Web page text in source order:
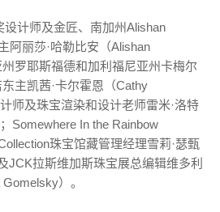
计师及金匠、南加州Alishan
阿丽莎·哈勒比安（Alishan
罗耶斯福德和加利福尼亚州卡梅尔
主凯茜·卡尔霍恩（Cathy
师及珠宝渲染和设计老师雷米·洛特
Somewhere In the Rainbow
珠宝馆藏管理经理雪莉·瑟甄
JCK拉斯维加斯珠宝展总编辑维多利
）。